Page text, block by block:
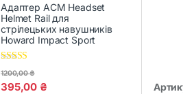
Адаптер ACM Headset
Helmet Rail для
стрілецьких навушників
Howard Impact Sport
Оцінено в
5.00з 5
395,00 ₴
1200,00₴